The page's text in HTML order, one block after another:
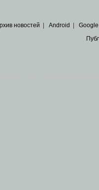
новостей Android Google